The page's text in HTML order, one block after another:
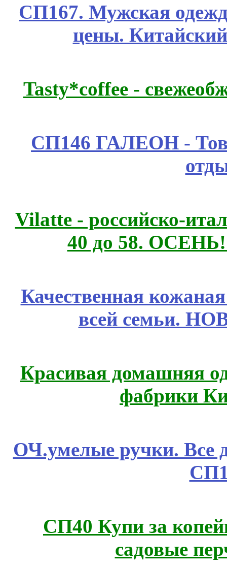
СП167. Мужская
цены.
Tasty*coffee -
СП146 ГАЛЕОН -
Vilatte - российско-
40 до 58.
Качественная
всей семьи.
Красивая домашняя
фабрики
ОЧ.умелые ручки. Все
СП40 Купи за
садовые